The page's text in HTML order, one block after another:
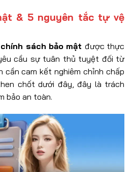
& 5 nguyên tắc tự vệ
chính sách bảo mật được thực
cầu sự tuân thủ tuyệt đối từ
cần cam kết nghiêm chỉnh chấp
chốt dưới đây, đây là trách
bảo an toàn.